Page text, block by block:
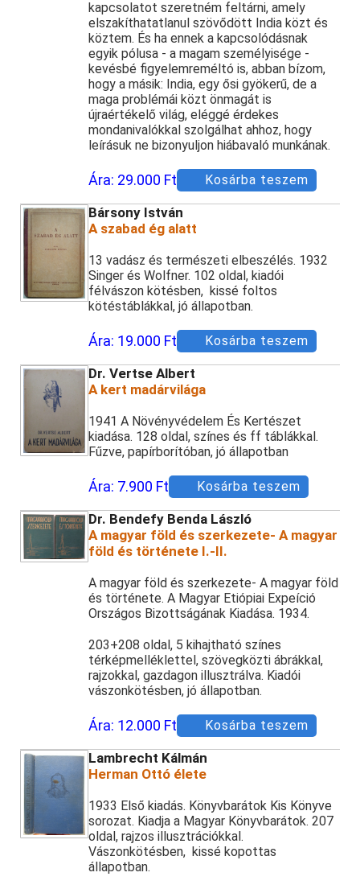
kapcsolatot szeretném feltárni, amely
elszakíthatatlanul szövődött India közt és
köztem. És ha ennek a kapcsolódásnak
egyik pólusa - a magam személyisége -
kevésbé figyelemreméltó is, abban bízom,
hogy a másik: India, egy ősi gyökerű, de a
maga problémái közt önmagát is
újraértékelő világ, eléggé érdekes
mondanivalókkal szolgálhat ahhoz, hogy
leírásuk ne bizonyuljon hiábavaló munkának.
Ára: 29.000 Ft Kosárba teszem
Bársony István
A szabad ég alatt
13 vadász és természeti elbeszélés. 1932
Singer és Wolfner. 102 oldal, kiadói
félvászon kötésben, kissé foltos
kötéstáblákkal, jó állapotban.
Ára: 19.000 Ft Kosárba teszem
Dr. Vertse Albert
A kert madárvilága
1941 A Növényvédelem És Kertészet
kiadása. 128 oldal, színes és ff táblákkal.
Fűzve, papírborítóban, jó állapotban
Ára: 7.900 Ft Kosárba teszem
Dr. Bendefy Benda László
A magyar föld és szerkezete- A magyar
föld és története I.-II.
A magyar föld és szerkezete- A magyar föld
és története. A Magyar Etiópiai Expeíció
Országos Bizottságának Kiadása. 1934.
203+208 oldal, 5 kihajtható színes
térképmelléklettel, szövegközti ábrákkal,
rajzokkal, gazdagon illusztrálva. Kiadói
vászonkötésben, jó állapotban.
Ára: 12.000 Ft Kosárba teszem
Lambrecht Kálmán
Herman Ottó élete
1933 Első kiadás. Könyvbarátok Kis Könyve
sorozat. Kiadja a Magyar Könyvbarátok. 207
oldal, rajzos illusztrációkkal.
Vászonkötésben, kissé kopottas
állapotban.